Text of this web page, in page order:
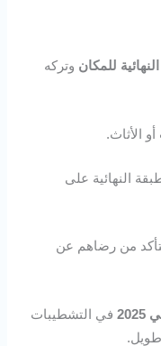
للمكان وتركه
الأثاث.
النهائية على
من رضاهم عن
في التشطيبات
طويل.